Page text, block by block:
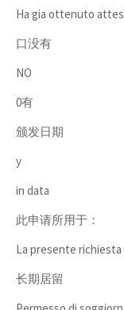
Ha gia ottenuto
口没有
NO
0有
颁发日期
y
in data
此申请所用于：
La presente
长期居留